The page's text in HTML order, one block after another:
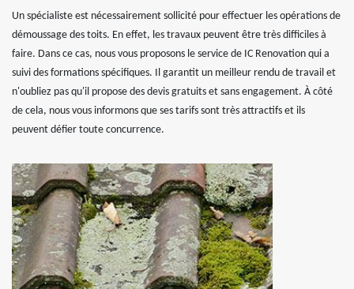
Un spécialiste est nécessairement sollicité pour effectuer les opérations de
démoussage des toits. En effet, les travaux peuvent être très difficiles à
faire. Dans ce cas, nous vous proposons le service de IC Renovation qui a
suivi des formations spécifiques. Il garantit un meilleur rendu de travail et
n'oubliez pas qu'il propose des devis gratuits et sans engagement. À côté
de cela, nous vous informons que ses tarifs sont très attractifs et ils
peuvent défier toute concurrence.